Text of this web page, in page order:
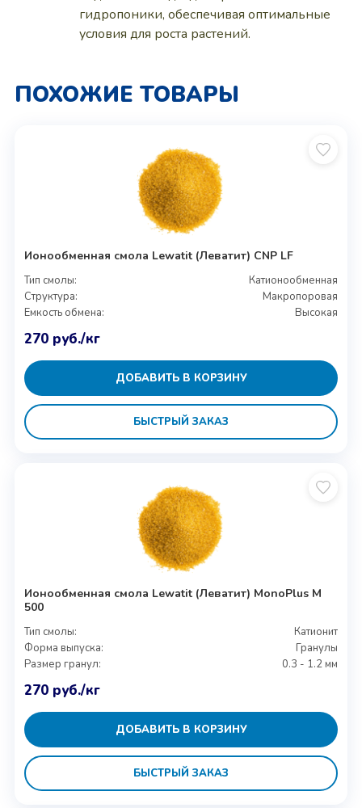
гидропоники, обеспечивая оптимальные
условия для роста растений.
ПОХОЖИЕ ТОВАРЫ
Ионообменная смола Lewatit (Леватит) CNP LF
Тип смолы:
Катионообменная
Структура:
Макропоровая
Емкость обмена:
Высокая
270 руб./кг
ДОБАВИТЬ В КОРЗИНУ
БЫСТРЫЙ ЗАКАЗ
Ионообменная смола Lewatit (Леватит) MonoPlus M
500
Тип смолы:
Катионит
Форма выпуска:
Гранулы
Размер гранул:
0.3 - 1.2 мм
270 руб./кг
ДОБАВИТЬ В КОРЗИНУ
БЫСТРЫЙ ЗАКАЗ